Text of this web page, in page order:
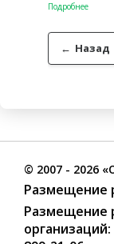
Подробнее
← Назад
© 2007 - 2026
Размещение
Размещение
организаций: